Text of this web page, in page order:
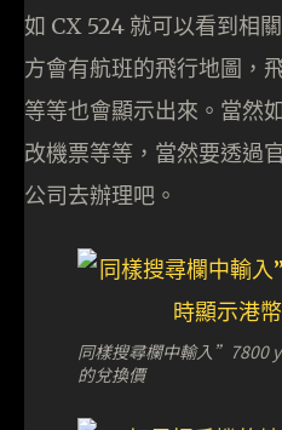
如 CX 524 就可以看到相
方會有航班的飛行地圖，
等等也會顯示出來。當然
改機票等等，當然要透過
公司去辦理吧。
同樣搜尋欄中輸入”7800
的兌換價